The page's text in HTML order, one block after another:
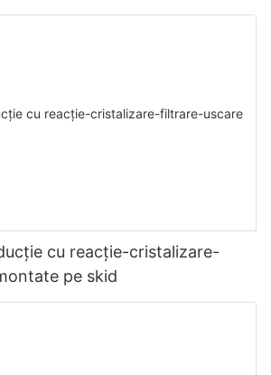
cu reacție-cristalizare-
pe skid